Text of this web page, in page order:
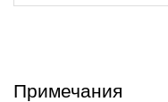
Примечания